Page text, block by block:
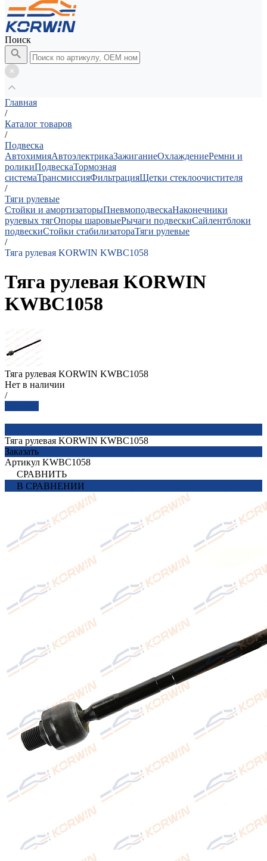
Поиск
Главная
/
Каталог товаров
/
Подвеска
АвтохимияАвтоэлектрикаЗажиганиеОхлаждениеРемни и
роликиПодвескаТормозная
системаТрансмиссияФильтрацияЩетки стеклоочистителя
/
Тяги рулевые
Стойки и амортизаторыПневмоподвескаНаконечники
рулевых тягОпоры шаровыеРычаги подвескиСайлентблоки
подвескиСтойки стабилизатораТяги рулевые
/
Тяга рулевая KORWIN KWBC1058
Тяга рулевая KORWIN
KWBC1058
Тяга рулевая KORWIN KWBC1058
Нет в наличии
/
Тяга рулевая KORWIN KWBC1058
Заказать
Артикул KWBC1058
СРАВНИТЬ
В СРАВНЕНИИ